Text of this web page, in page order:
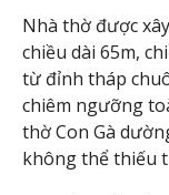
Nhà thờ được
chiều dài 65m,
từ đỉnh tháp
chiêm ngưỡng
thờ Con Gà
không thể thiếu